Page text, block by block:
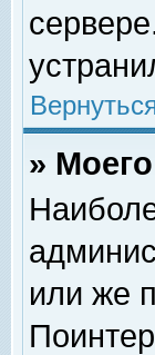
»
или же